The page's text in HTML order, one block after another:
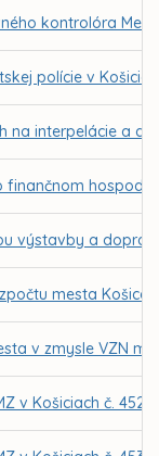
kontrolóra
polície v
na interpelácie a
výstavby a
mesta Košice
v zmysle VZN
v Košiciach č. 452